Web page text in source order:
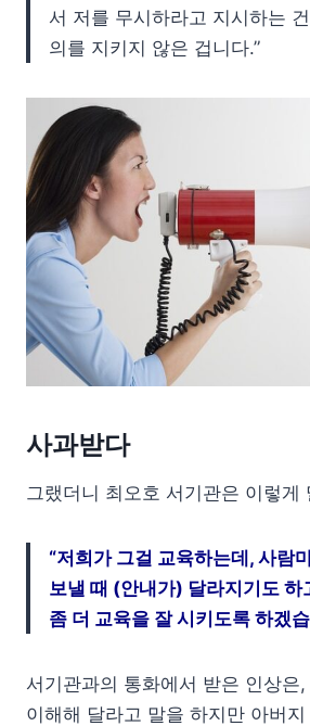
서 저를 무시하라고 지시하는
의를 지키지 않은 겁니다.”
사과받다
그랬더니 최오호 서기관은 이렇게
“저희가 그걸 교육하는데, 사람
보낼 때 (안내가) 달라지기도 하
좀 더 교육을 잘 시키도록 하겠
서기관과의 통화에서 받은 인상은
이해해 달라고 말을 하지만 아버